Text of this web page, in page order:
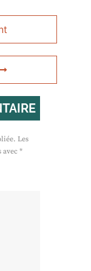
Les
avec *